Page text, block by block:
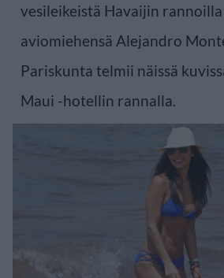
vesileikeistä Havaijin rannoilla
aviomiehensä Alejandro
Pariskunta telmii näissä
Maui -hotellin rannalla.